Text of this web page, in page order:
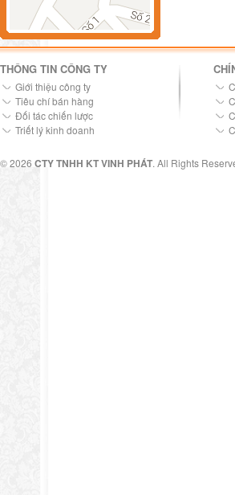
THÔNG TIN CÔNG TY
Giới thiệu công ty
Tiêu chí bán hàng
Đối tác chiến lược
Triết lý kinh doanh
© 2026 CTY TNHH KT VINH PHÁT. All Rights